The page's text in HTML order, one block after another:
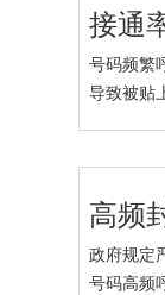
接通
号码频繁
导致被贴
高频
政府规定
号码高频